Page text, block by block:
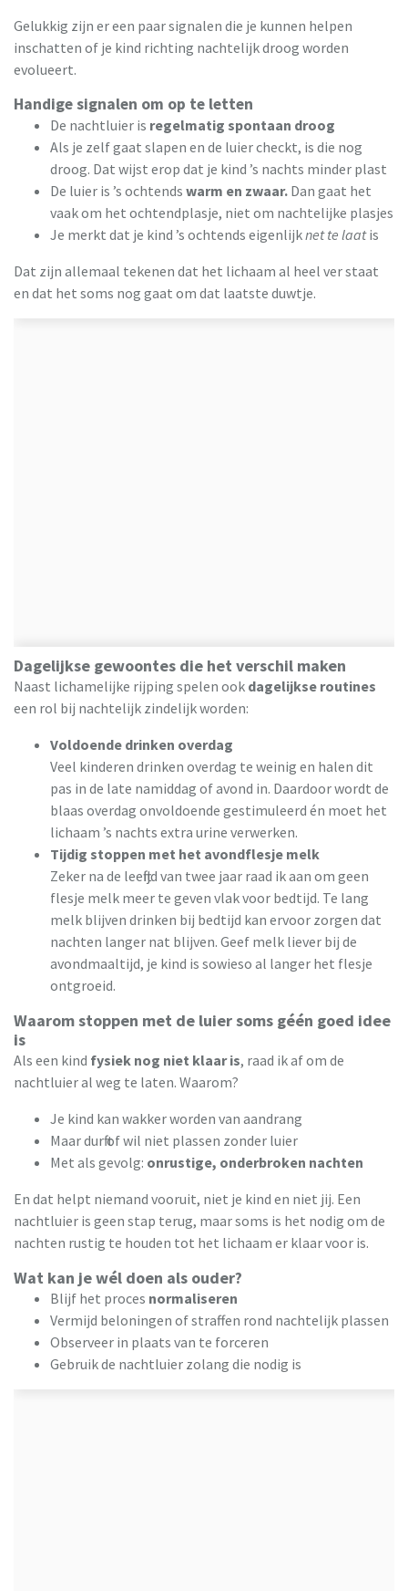
Gelukkig zijn er een paar signalen die je kunnen helpen
inschatten of je kind richting nachtelijk droog worden
evolueert.
Handige signalen om op te letten
De nachtluier is regelmatig spontaan droog
Als je zelf gaat slapen en de luier checkt, is die nog
droog. Dat wijst erop dat je kind ’s nachts minder plast
De luier is ’s ochtends warm en zwaar. Dan gaat het
vaak om het ochtendplasje, niet om nachtelijke plasjes
Je merkt dat je kind ’s ochtends eigenlijknet te laatis
Dat zijn allemaal tekenen dat het lichaam al heel ver staat
en dat het soms nog gaat om dat laatste duwtje.
Dagelijkse gewoontes die het verschil maken
Naast lichamelijke rijping spelen ook dagelijkse routines
een rol bij nachtelijk zindelijk worden:
Voldoende drinken overdag
Veel kinderen drinken overdag te weinig en halen dit
pas in de late namiddag of avond in. Daardoor wordt de
blaas overdag onvoldoende gestimuleerd én moet het
lichaam ’s nachts extra urine verwerken.
Tijdig stoppen met het avondflesje melk
Zeker na de leeftijd van twee jaar raad ik aan om geen
flesje melk meer te geven vlak voor bedtijd. Te lang
melk blijven drinken bij bedtijd kan ervoor zorgen dat
nachten langer nat blijven. Geef melk liever bij de
avondmaaltijd, je kind is sowieso al langer het flesje
ontgroeid.
Waarom stoppen met de luier soms géén goed idee
is
Als een kind fysiek nog niet klaar is, raad ik af om de
nachtluier al weg te laten. Waarom?
Je kind kan wakker worden van aandrang
Maar durft of wil niet plassen zonder luier
Met als gevolg: onrustige, onderbroken nachten
En dat helpt niemand vooruit, niet je kind en niet jij. Een
nachtluier is geen stap terug, maar soms is het nodig om de
nachten rustig te houden tot het lichaam er klaar voor is.
Wat kan je wél doen als ouder?
Blijf het proces normaliseren
Vermijd beloningen of straffen rond nachtelijk plassen
Observeer in plaats van te forceren
Gebruik de nachtluier zolang die nodig is